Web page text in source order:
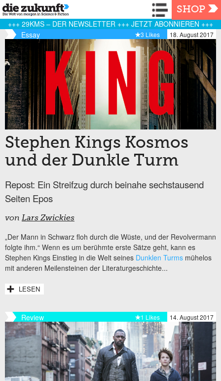
Navigation
SHOP
+++ 29KMS – DER NEWSLETTER +++ JETZT ABONNIEREN +++
Essay
18. August 2017
3 Likes
Stephen Kings Kosmos
und der Dunkle Turm
Repost: Ein Streifzug durch beinahe sechstausend
Seiten Epos
von Lars Zwickies
„Der Mann in Schwarz floh durch die Wüste, und der Revolvermann
folgte ihm.“ Wenn es um berühmte erste Sätze geht, kann es
Stephen Kings Einstieg in die Welt seines Dunklen Turms mühelos
mit anderen Meilensteinen der Literaturgeschichte...
LESEN
Review 14. August 2017
1 Likes